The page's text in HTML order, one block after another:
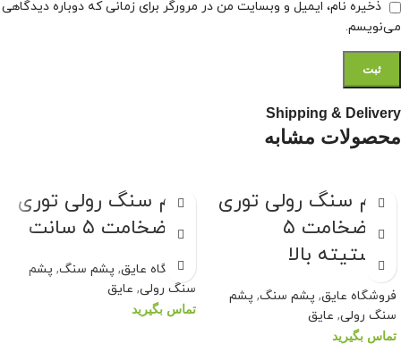
ذخیره نام، ایمیل و وبسایت من در مرورگر برای زمانی که دوباره دیدگاهی
می‌نویسم.
Shipping & Delivery
محصولات مشابه
پشم سنگ رولی توری
دار ضخامت ۵
دانستیته بالا
فروشگاه عایق, پشم سنگ, پشم
سنگ رولی, عایق
تماس بگیرید
پشم سنگ رولی توری
دار ضخامت ۵ سانت
فروشگاه عایق, پشم سنگ, پشم
سنگ رولی, عایق
تماس بگیرید